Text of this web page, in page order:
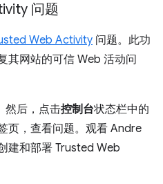
问题
Web Activity 问题。此功
其网站的可信 Web 活动问
然后，点击控制台状态栏中的
页，查看问题。观看 Andre
建和部署 Trusted Web